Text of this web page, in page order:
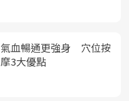
氣血暢通更強身 穴位按
摩3大優點